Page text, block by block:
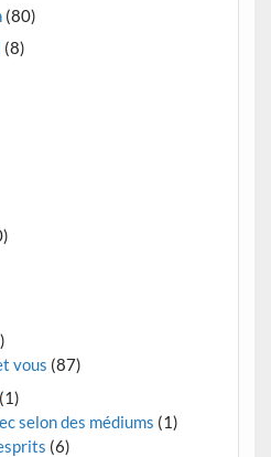
(80)
(8)
vous (87)
selon des médiums (1)
(6)